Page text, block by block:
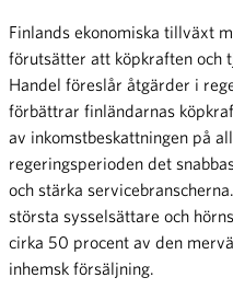
Finlands ekonomiska tillväxt
förutsätter att köpkraften och
Handel föreslår åtgärder i
förbättrar finländarnas
av inkomstbeskattningen på
regeringsperioden det
och stärka
största sysselsättare och
cirka 50 procent av den
inhemsk försäljning.